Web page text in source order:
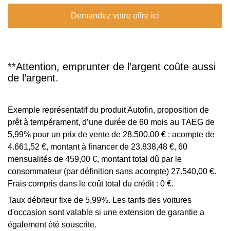
Demandez votre offre ici
**Attention, emprunter de l’argent coûte aussi
de l’argent.
Exemple représentatif du produit Autofin, proposition de
prêt à tempérament, d’une durée de 60 mois au TAEG de
5,99% pour un prix de vente de 28.500,00 € : acompte de
4.661,52 €, montant à financer de 23.838,48 €, 60
mensualités de 459,00 €, montant total dû par le
consommateur (par définition sans acompte) 27.540,00 €.
Frais compris dans le coût total du crédit : 0 €.
Taux débiteur fixe de 5,99%. Les tarifs des voitures
d'occasion sont valable si une extension de garantie a
également été souscrite.